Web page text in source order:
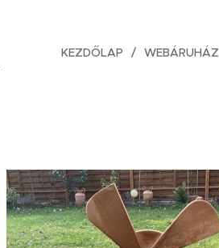
KEZDŐLAP WEBÁRUHÁZ